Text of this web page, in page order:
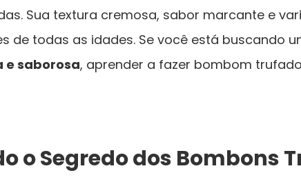
Sua textura cremosa, sabor marcante e
de todas as idades. Se você está buscando
e saborosa, aprender a fazer bombom
o Segredo dos Bombons